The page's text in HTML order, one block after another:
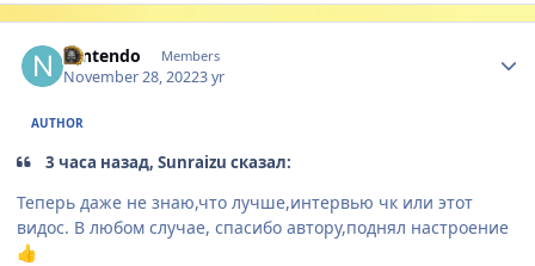
Nintendo Members
November 28, 20223 yr
AUTHOR
3 часа назад, Sunraizu сказал:
Теперь даже не знаю,что лучше,интервью чк или этот
видос. В любом случае, спасибо автору,поднял настроение
👍